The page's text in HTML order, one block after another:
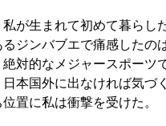
が生まれて初めて暮らし
ジンバブエで痛感したの
対的なメジャースポーツ
本国外に出なければ気づ
置に私は衝撃を受けた。